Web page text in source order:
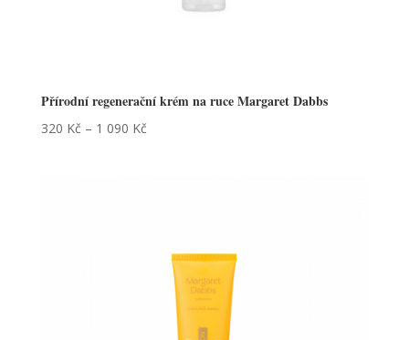
Přírodní regenerační krém na ruce Margaret Dabbs
320 Kč – 1 090 Kč